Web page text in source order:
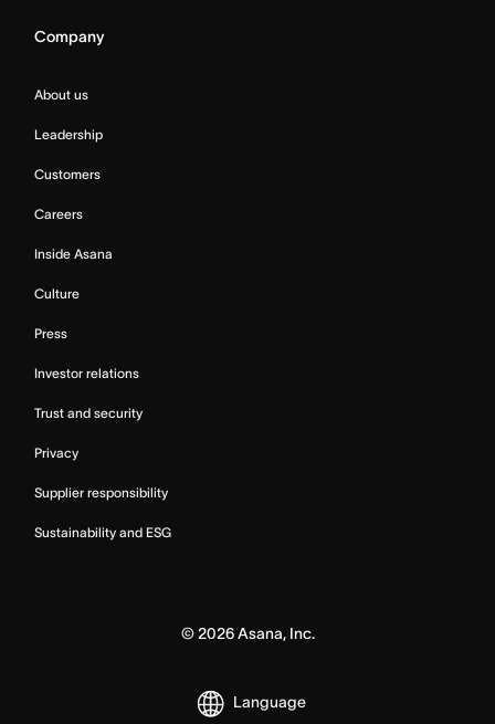
Company
About us
Leadership
Customers
Careers
Inside Asana
Culture
Press
Investor relations
Trust and security
Privacy
Supplier responsibility
Sustainability and ESG
© 2026Asana, Inc.
Language